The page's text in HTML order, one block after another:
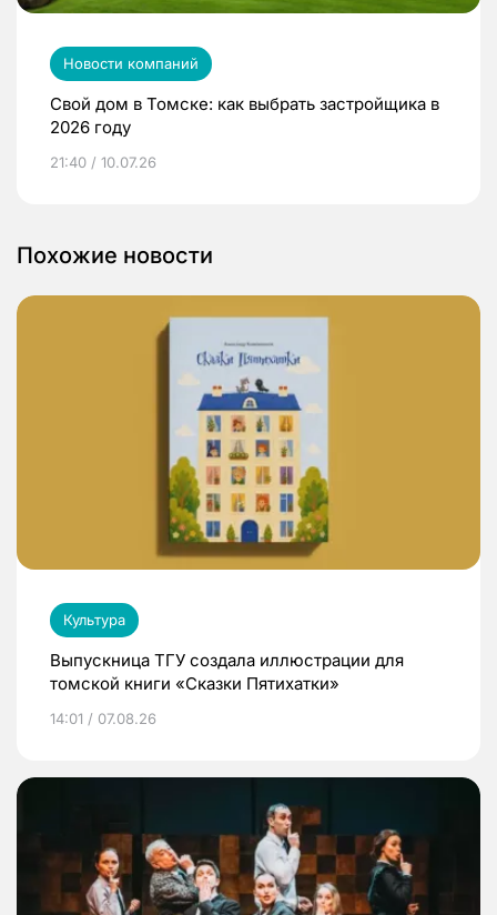
Новости компаний
Свой дом в Томске: как выбрать застройщика в
2026 году
21:40 / 10.07.26
Похожие новости
Культура
Выпускница ТГУ создала иллюстрации для
томской книги «Сказки Пятихатки»
14:01 / 07.08.26